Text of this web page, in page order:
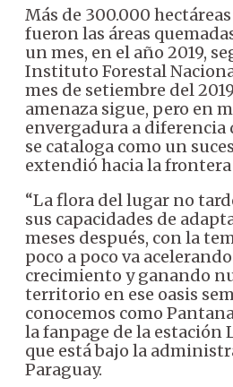
Más de 300.000
fueron las áreas
un mes, en el año 2019,
Instituto Forestal
mes de setiembre del
amenaza sigue, pero en
envergadura a diferencia
se cataloga como un
extendió hacia la
“La flora del lugar no
sus capacidades de
meses después, con la
poco a poco va
crecimiento y ganando
territorio en ese oasis
conocemos como
la fanpage de la estación
que está bajo la
Paraguay.